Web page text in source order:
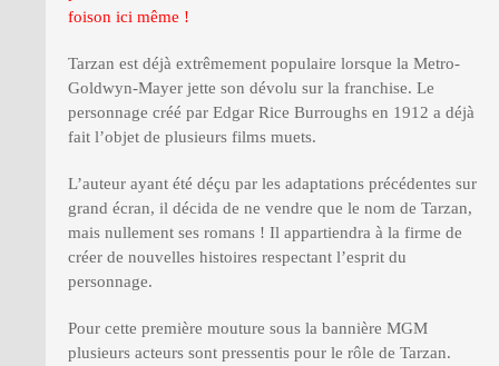
foison ici même !
Tarzan est déjà extrêmement populaire lorsque la Metro-
Goldwyn-Mayer jette son dévolu sur la franchise. Le
personnage créé par Edgar Rice Burroughs en 1912 a déjà
fait l’objet de plusieurs films muets.
L’auteur ayant été déçu par les adaptations précédentes sur
grand écran, il décida de ne vendre que le nom de Tarzan,
mais nullement ses romans ! Il appartiendra à la firme de
créer de nouvelles histoires respectant l’esprit du
personnage.
Pour cette première mouture sous la bannière MGM
plusieurs acteurs sont pressentis pour le rôle de Tarzan.